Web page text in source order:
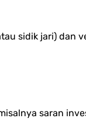
sidik jari) dan
saran